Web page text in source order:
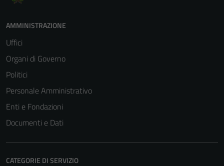
AMMINISTRAZIONE
Uffici
Organi di Governo
Politici
Personale Amministrativo
Enti e Fondazioni
Documenti e Dati
CATEGORIE DI SERVIZIO